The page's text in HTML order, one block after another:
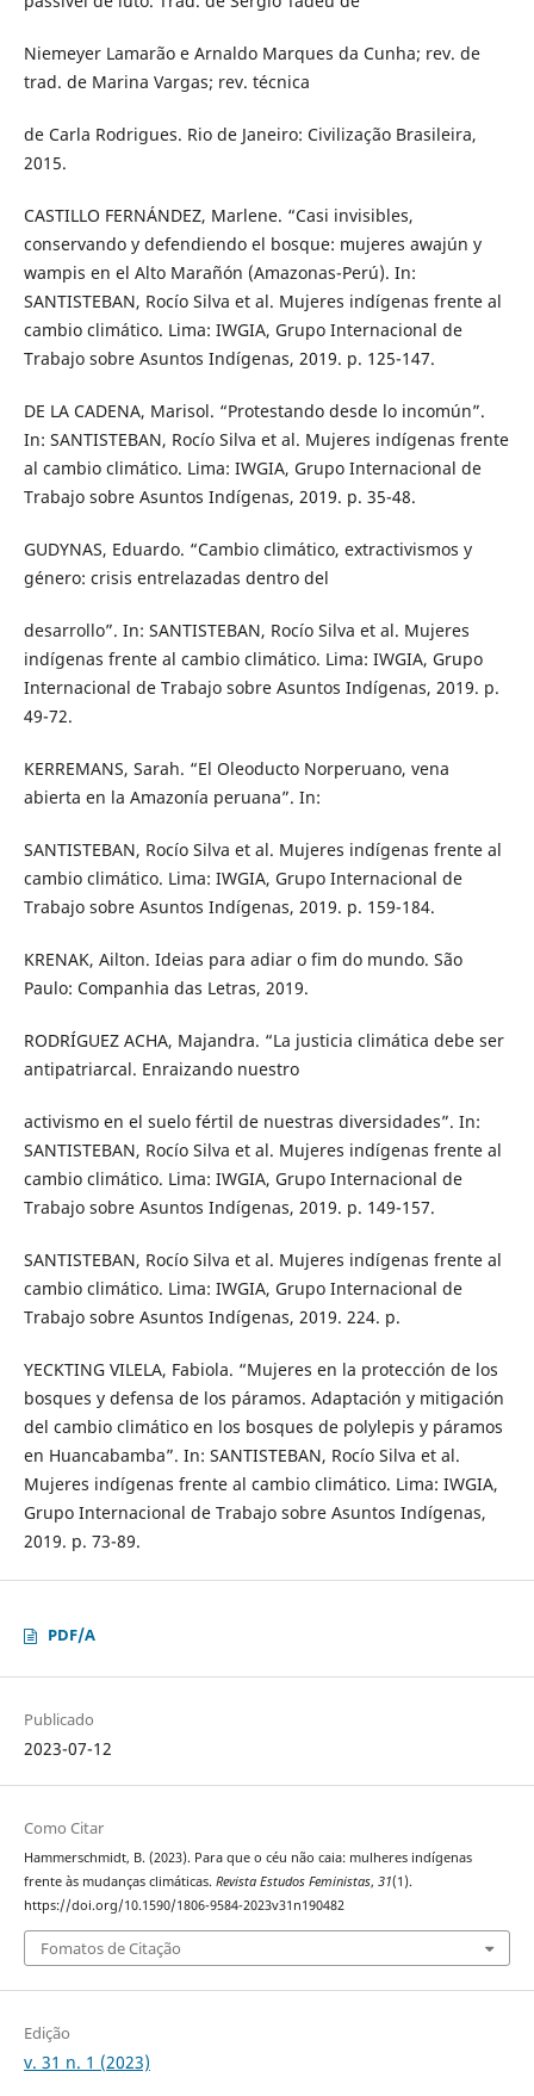
Niemeyer Lamarão e Arnaldo Marques da Cunha; rev. de
trad. de Marina Vargas; rev. técnica
de Carla Rodrigues. Rio de Janeiro: Civilização Brasileira,
2015.
CASTILLO FERNÁNDEZ, Marlene. “Casi invisibles,
conservando y defendiendo el bosque: mujeres awajún y
wampis en el Alto Marañón (Amazonas-Perú). In:
SANTISTEBAN, Rocío Silva et al. Mujeres indígenas frente al
cambio climático. Lima: IWGIA, Grupo Internacional de
Trabajo sobre Asuntos Indígenas, 2019. p. 125-147.
DE LA CADENA, Marisol. “Protestando desde lo incomún”.
In: SANTISTEBAN, Rocío Silva et al. Mujeres indígenas frente
al cambio climático. Lima: IWGIA, Grupo Internacional de
Trabajo sobre Asuntos Indígenas, 2019. p. 35-48.
GUDYNAS, Eduardo. “Cambio climático, extractivismos y
género: crisis entrelazadas dentro del
desarrollo”. In: SANTISTEBAN, Rocío Silva et al. Mujeres
indígenas frente al cambio climático. Lima: IWGIA, Grupo
Internacional de Trabajo sobre Asuntos Indígenas, 2019. p.
49-72.
KERREMANS, Sarah. “El Oleoducto Norperuano, vena
abierta en la Amazonía peruana”. In:
SANTISTEBAN, Rocío Silva et al. Mujeres indígenas frente al
cambio climático. Lima: IWGIA, Grupo Internacional de
Trabajo sobre Asuntos Indígenas, 2019. p. 159-184.
KRENAK, Ailton. Ideias para adiar o fim do mundo. São
Paulo: Companhia das Letras, 2019.
RODRÍGUEZ ACHA, Majandra. “La justicia climática debe ser
antipatriarcal. Enraizando nuestro
activismo en el suelo fértil de nuestras diversidades”. In:
SANTISTEBAN, Rocío Silva et al. Mujeres indígenas frente al
cambio climático. Lima: IWGIA, Grupo Internacional de
Trabajo sobre Asuntos Indígenas, 2019. p. 149-157.
SANTISTEBAN, Rocío Silva et al. Mujeres indígenas frente al
cambio climático. Lima: IWGIA, Grupo Internacional de
Trabajo sobre Asuntos Indígenas, 2019. 224. p.
YECKTING VILELA, Fabiola. “Mujeres en la protección de los
bosques y defensa de los páramos. Adaptación y mitigación
del cambio climático en los bosques de polylepis y páramos
en Huancabamba”. In: SANTISTEBAN, Rocío Silva et al.
Mujeres indígenas frente al cambio climático. Lima: IWGIA,
Grupo Internacional de Trabajo sobre Asuntos Indígenas,
2019. p. 73-89.
PDF/A
Publicado
2023-07-12
Como Citar
Hammerschmidt, B. (2023). Para que o céu não caia: mulheres indígenas
frente às mudanças climáticas. Revista Estudos Feministas, 31(1).
https://doi.org/10.1590/1806-9584-2023v31n190482
Fomatos de Citação
Edição
v. 31 n. 1 (2023)